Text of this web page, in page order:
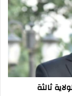
ثالثة